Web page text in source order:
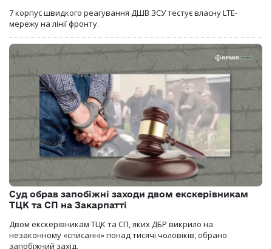
7 корпус швидкого реагування ДШВ ЗСУ тестує власну LTE-
мережу на лінії фронту.
Суд обрав запобіжні заходи двом екскерівникам
ТЦК та СП на Закарпатті
Двом екскерівникам ТЦК та СП, яких ДБР викрило на
незаконному «списанні» понад тисячі чоловіків, обрано
запобіжний захід.